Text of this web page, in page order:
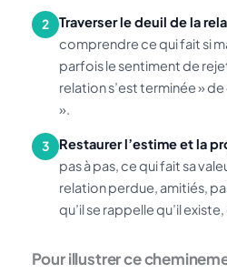
2 Traverser le deuil de la
comprendre ce qui fait si
parfois le sentiment de
relation s’est terminée » de
».
3 Restaurer l’estime et la
pas à pas, ce qui fait sa
relation perdue, amitiés,
qu’il se rappelle qu’il
Pour illustrer ce